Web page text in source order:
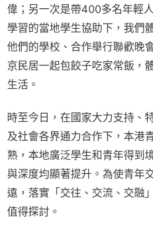
偉；另一次是帶400多名年輕
學習的當地學生協助下，我們
他們的學校、合作舉行聯歡晚
京民居一起包餃子吃家常飯，
生活。
時至今日，在國家大力支持、
及社會各界通力合作下，本港
熟，本地廣泛學生和青年得到
與深度均顯著提升。為使青年
遠，落實「交往、交流、交融
值得探討。